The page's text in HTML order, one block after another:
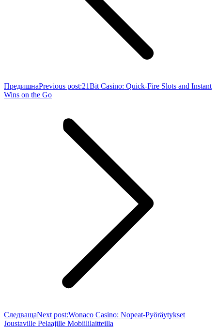
ПредишнаPrevious post:21Bit Casino: Quick‑Fire Slots and Instant
Wins on the Go
СледващаNext post:Wonaco Casino: Nopeat‑Pyöräytykset
Joustaville Pelaajille Mobiililaitteilla